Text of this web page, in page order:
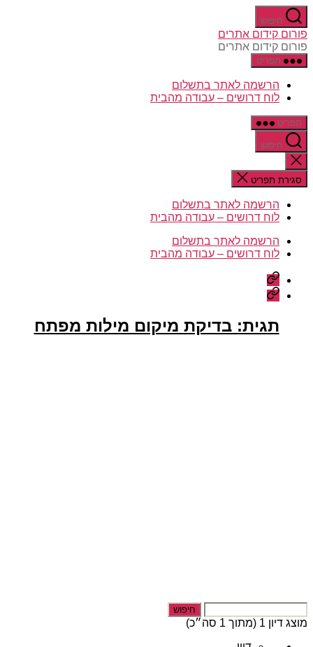
דלג
לתוכן חיפוש
פורום קידום אתרים
פורום קידום אתרים
תפריט
הרשמה לאתר בתשלום
לוח דרושים – עבודה מהבית
תפריט
חיפוש
סגירת
החיפוש
סגירת תפריט
הרשמה לאתר בתשלום
לוח דרושים – עבודה מהבית
הרשמה לאתר בתשלום
לוח דרושים – עבודה מהבית
הרשמה
לאתר
בתשלום
לוח
דרושים
עבודה
תגית: בדיקת מיקום מילות מפתח
חיפוש:
מוצג דיון 1 (מתוך 1 סה״כ)